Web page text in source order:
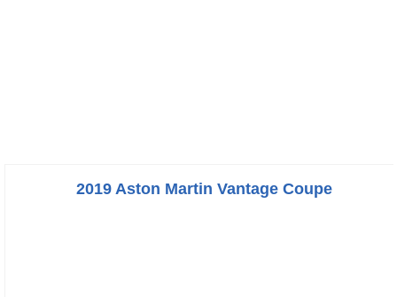
2019 Aston Martin Vantage Coupe